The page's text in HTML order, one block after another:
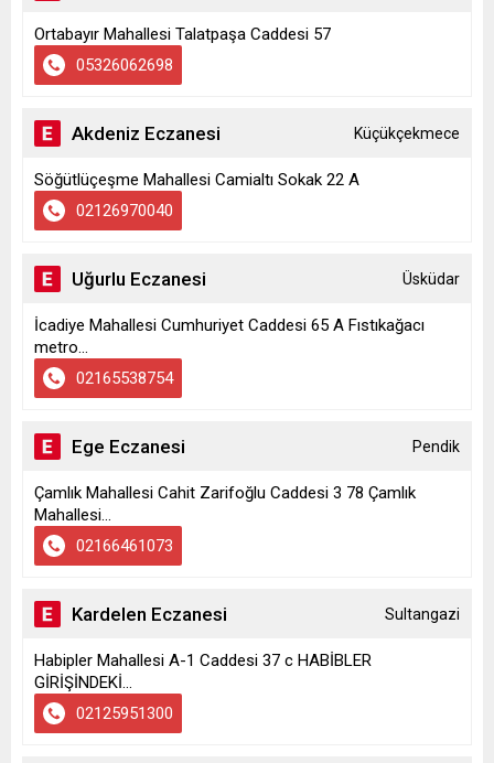
Ortabayır Mahallesi Talatpaşa Caddesi 57
05326062698
Akdeniz Eczanesi Küçükçekmece
Söğütlüçeşme Mahallesi Camialtı Sokak 22 A
02126970040
Uğurlu Eczanesi Üsküdar
İcadiye Mahallesi Cumhuriyet Caddesi 65 A Fıstıkağacı
metro...
02165538754
Ege Eczanesi Pendik
Çamlık Mahallesi Cahit Zarifoğlu Caddesi 3 78 Çamlık
Mahallesi...
02166461073
Kardelen Eczanesi Sultangazi
Habipler Mahallesi A-1 Caddesi 37 c HABİBLER
GİRİŞİNDEKİ...
02125951300